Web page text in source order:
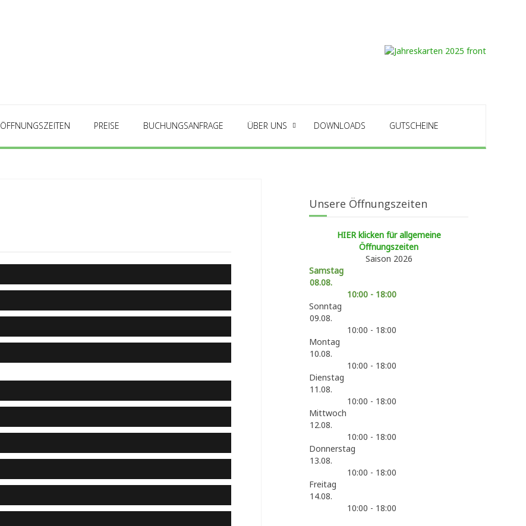
ÖFFNUNGSZEITEN PREISE BUCHUNGSANFRAGE ÜBER UNS DOWNLOADS GUTSCHEINE
Unsere Öffnungszeiten
HIER klicken für allgemeine
Öffnungszeiten
Saison 2026
Samstag
08.08.
10:00 - 18:00
Sonntag
09.08.
10:00 - 18:00
Montag
10.08.
10:00 - 18:00
Dienstag
11.08.
10:00 - 18:00
Mittwoch
12.08.
10:00 - 18:00
Donnerstag
13.08.
10:00 - 18:00
Freitag
14.08.
10:00 - 18:00